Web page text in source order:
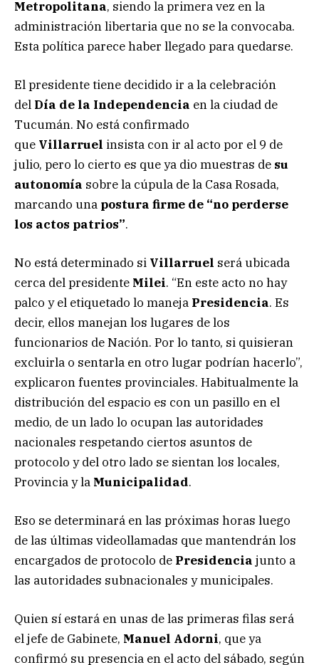
Metropolitana, siendo la primera vez en la
administración libertaria que no se la convocaba.
Esta política parece haber llegado para quedarse.
El presidente tiene decidido ir a la celebración
del Día de la Independencia en la ciudad de
Tucumán. No está confirmado
que Villarruel insista con ir al acto por el 9 de
julio, pero lo cierto es que ya dio muestras de su
autonomía sobre la cúpula de la Casa Rosada,
marcando una postura firme de “no perderse
los actos patrios”.
No está determinado si Villarruel será ubicada
cerca del presidente Milei. “En este acto no hay
palco y el etiquetado lo maneja Presidencia. Es
decir, ellos manejan los lugares de los
funcionarios de Nación. Por lo tanto, si quisieran
excluirla o sentarla en otro lugar podrían hacerlo”,
explicaron fuentes provinciales. Habitualmente la
distribución del espacio es con un pasillo en el
medio, de un lado lo ocupan las autoridades
nacionales respetando ciertos asuntos de
protocolo y del otro lado se sientan los locales,
Provincia y la Municipalidad.
Eso se determinará en las próximas horas luego
de las últimas videollamadas que mantendrán los
encargados de protocolo de Presidencia junto a
las autoridades subnacionales y municipales.
Quien sí estará en unas de las primeras filas será
el jefe de Gabinete, Manuel Adorni, que ya
confirmó su presencia en el acto del sábado, según